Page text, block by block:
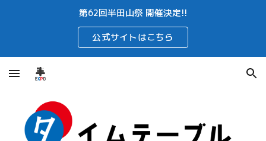
第62回半田山祭 開催決定!!
公式サイトはこちら